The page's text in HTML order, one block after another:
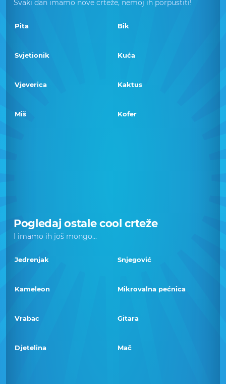
Svaki dan imamo nove crteže, nemoj ih porpustiti!
Pita Bik
Svjetionik Kuća
Vjeverica Kaktus
Miš Kofer
Pogledaj ostale cool crteže
I imamo ih još mongo...
Jedrenjak Snjegović
Kameleon Mikrovalna pećnica
Vrabac Gitara
Djetelina Mač